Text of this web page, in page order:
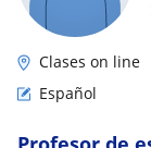
Clases on line
Español